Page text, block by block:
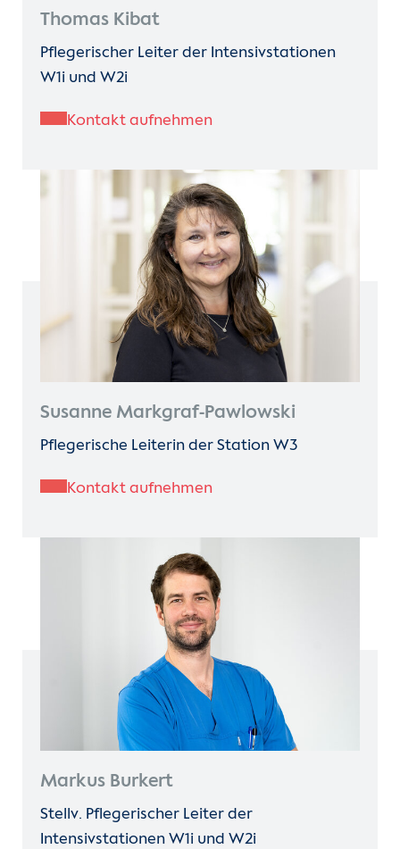
Thomas Kibat
Pflegerischer Leiter der Intensivstationen
W1i und W2i
Kontakt aufnehmen
Susanne Markgraf-Pawlowski
Pflegerische Leiterin der Station W3
Kontakt aufnehmen
Markus Burkert
Stellv. Pflegerischer Leiter der
Intensivstationen W1i und W2i